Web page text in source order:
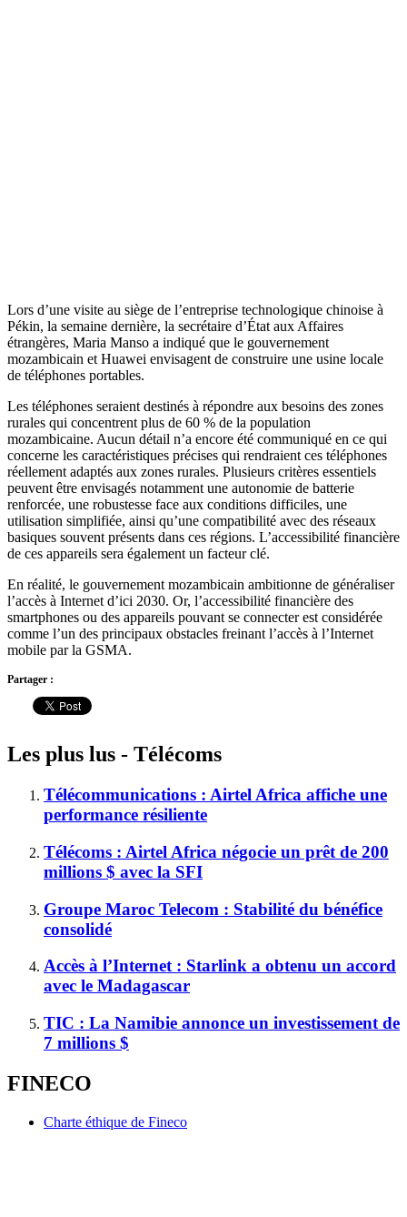
Lors d’une visite au siège de l’entreprise technologique chinoise à
Pékin, la semaine dernière, la secrétaire d’État aux Affaires
étrangères, Maria Manso a indiqué que le gouvernement
mozambicain et Huawei envisagent de construire une usine locale
de téléphones portables.
Les téléphones seraient destinés à répondre aux besoins des zones
rurales qui concentrent plus de 60 % de la population
mozambicaine. Aucun détail n’a encore été communiqué en ce qui
concerne les caractéristiques précises qui rendraient ces téléphones
réellement adaptés aux zones rurales. Plusieurs critères essentiels
peuvent être envisagés notamment une autonomie de batterie
renforcée, une robustesse face aux conditions difficiles, une
utilisation simplifiée, ainsi qu’une compatibilité avec des réseaux
basiques souvent présents dans ces régions. L’accessibilité financière
de ces appareils sera également un facteur clé.
En réalité, le gouvernement mozambicain ambitionne de généraliser
l’accès à Internet d’ici 2030. Or, l’accessibilité financière des
smartphones ou des appareils pouvant se connecter est considérée
comme l’un des principaux obstacles freinant l’accès à l’Internet
mobile par la GSMA.
Partager :
Les plus lus - Télécoms
Télécommunications : Airtel Africa affiche une
performance résiliente
Télécoms : Airtel Africa négocie un prêt de 200
millions $ avec la SFI
Groupe Maroc Telecom : Stabilité du bénéfice
consolidé
Accès à l’Internet : Starlink a obtenu un accord
avec le Madagascar
TIC : La Namibie annonce un investissement de
7 millions $
FINECO
Charte éthique de Fineco